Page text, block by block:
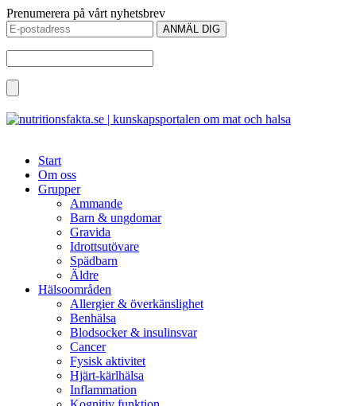
Prenumerera på vårt nyhetsbrev
Start
Om oss
Grupper
Ammande
Barn & ungdomar
Gravida
Idrottsutövare
Spädbarn
Äldre
Hälsoområden
Allergier & överkänslighet
Benhälsa
Blodsocker & insulinsvar
Cancer
Fysisk aktivitet
Hjärt-kärlhälsa
Inflammation